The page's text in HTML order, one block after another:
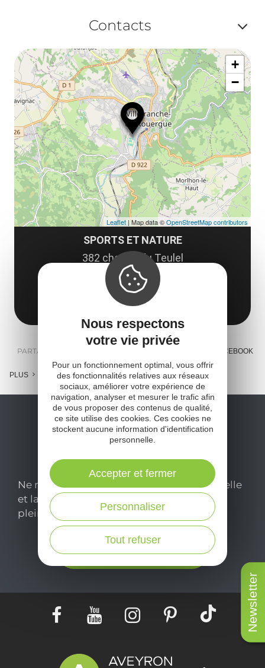
Newsletter
ou
Contacts
ou
SPORTS ET NATURE
382 chemin du Teulel
12200 Villefranche-de-Rouergue
Obtenir l'itinéraire
+
−
Leaflet | Map data ©OpenStreetMap contributors
PARTAGER : FACEBOOK
PLUS
Ne manquez pas notre newsletter mensuelle
et laissez-vous inspirer pour profiter
pleinement de votre séjour en Aveyron.
Je m'abonne ici
Nous respectons
votre vie privée
Pour un fonctionnement optimal, vous offrir
des fonctionnalités relatives aux réseaux
sociaux, améliorer votre expérience de
navigation, analyser et mesurer le trafic afin
de vous proposer des contenus de qualité,
ce site utilise des cookies. Ces cookies ne
stockent aucune information d'identification
personnelle.
Tout refuser
Personnaliser
Accepter et fermer